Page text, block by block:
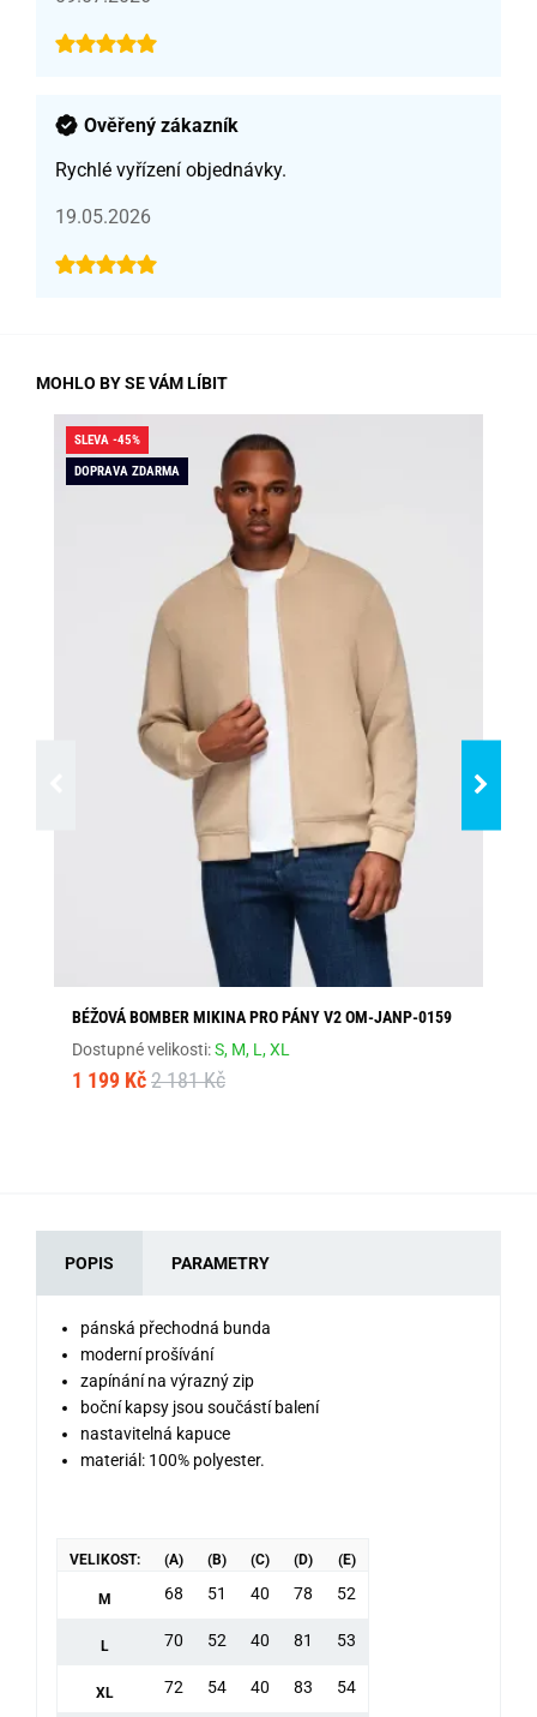
Ověřený zákazník
Rychlé vyřízení objednávky.
19.05.2026
MOHLO BY SE VÁM LÍBIT
SLEVA -45%
DOPRAVA ZDARMA
BÉŽOVÁ BOMBER MIKINA PRO PÁNY V2 OM-JANP-0159
Dostupné velikosti:S, M, L,XL
1 199 Kč 2 181 Kč
POPIS PARAMETRY
pánská přechodná bunda
moderní prošívání
zapínání na výrazný zip
boční kapsy jsou součástí balení
nastavitelná kapuce
materiál: 100% polyester.
VELIKOST: (A) (B) (C) (D) (E)
M 68 51 40 78 52
L 70 52 40 81 53
XL 72 54 40 83 54